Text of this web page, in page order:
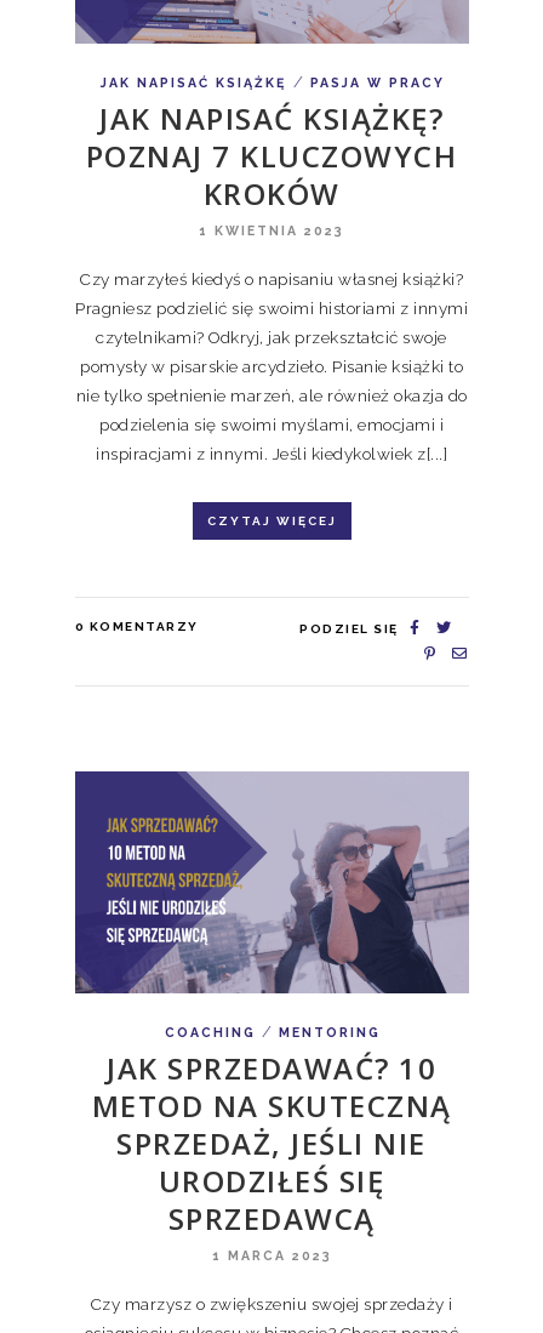
JAK NAPISAĆ KSIĄŻKĘ / PASJA W PRACY
JAK NAPISAĆ KSIĄŻKĘ?
POZNAJ 7 KLUCZOWYCH
KROKÓW
1 KWIETNIA 2023
Czy marzyłeś kiedyś o napisaniu własnej książki?
Pragniesz podzielić się swoimi historiami z innymi
czytelnikami? Odkryj, jak przekształcić swoje
pomysły w pisarskie arcydzieło. Pisanie książki to
nie tylko spełnienie marzeń, ale również okazja do
podzielenia się swoimi myślami, emocjami i
inspiracjami z innymi. Jeśli kiedykolwiek z[...]
CZYTAJ WIĘCEJ
0 KOMENTARZY PODZIEL SIĘ
COACHING / MENTORING
JAK SPRZEDAWAĆ? 10
METOD NA SKUTECZNĄ
SPRZEDAŻ, JEŚLI NIE
URODZIŁEŚ SIĘ
SPRZEDAWCĄ
1 MARCA 2023
Czy marzysz o zwiększeniu swojej sprzedaży i